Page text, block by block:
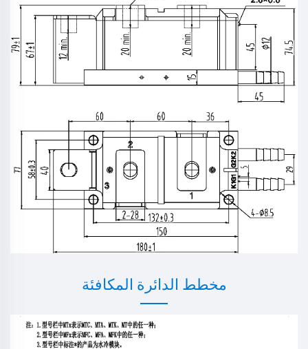
مخطط الدائرة المكافئة